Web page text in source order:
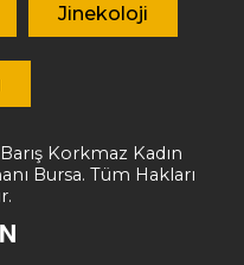
Jinekoloji
Korkmaz Kadın
Bursa. Tüm Hakları